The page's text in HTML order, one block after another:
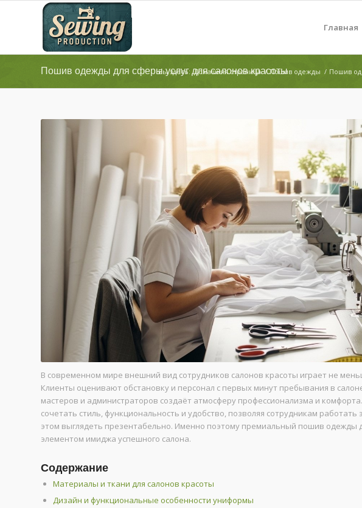
Главная
Пошив одежды для сферы услуг для салонов красоты
Вы здесь: Домашняя страница / Пошив одежды / Пошив
В современном мире внешний вид сотрудников салонов красоты играет не
Клиенты оценивают обстановку и персонал с первых минут пребывания в
мастеров и администраторов создаёт атмосферу профессионализма и
сочетать стиль, функциональность и удобство, позволяя сотрудникам
этом выглядеть презентабельно. Именно поэтому премиальный пошив одежды
элементом имиджа успешного салона.
Содержание
Материалы и ткани для салонов красоты
Дизайн и функциональные особенности униформы